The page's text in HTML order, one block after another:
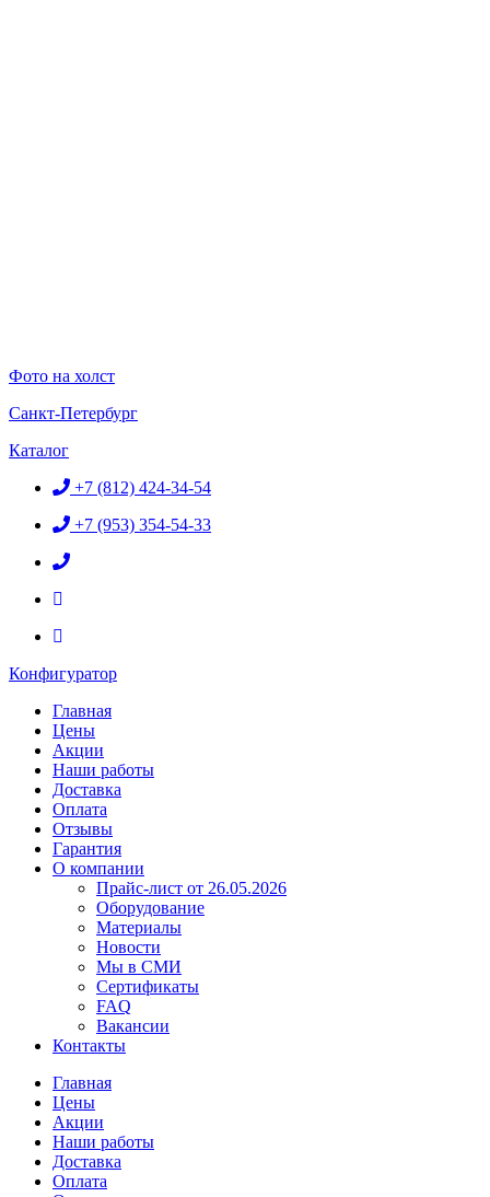
Фото на холст
Санкт-Петербург
Каталог
+7 (812) 424-34-54
+7 (953) 354-54-33
Конфигуратор
Главная
Цены
Акции
Наши работы
Доставка
Оплата
Отзывы
Гарантия
О компании
Прайс-лист от 26.05.2026
Оборудование
Материалы
Новости
Мы в СМИ
Сертификаты
FAQ
Вакансии
Контакты
Главная
Цены
Акции
Наши работы
Доставка
Оплата